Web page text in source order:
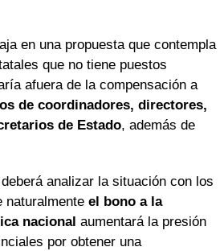
en una propuesta que contempla
que no tiene puestos
afuera de la compensación a
de coordinadores, directores,
de Estado, además de
analizar la situación con los
naturalmente el bono a la
nacional aumentará la presión
por obtener una